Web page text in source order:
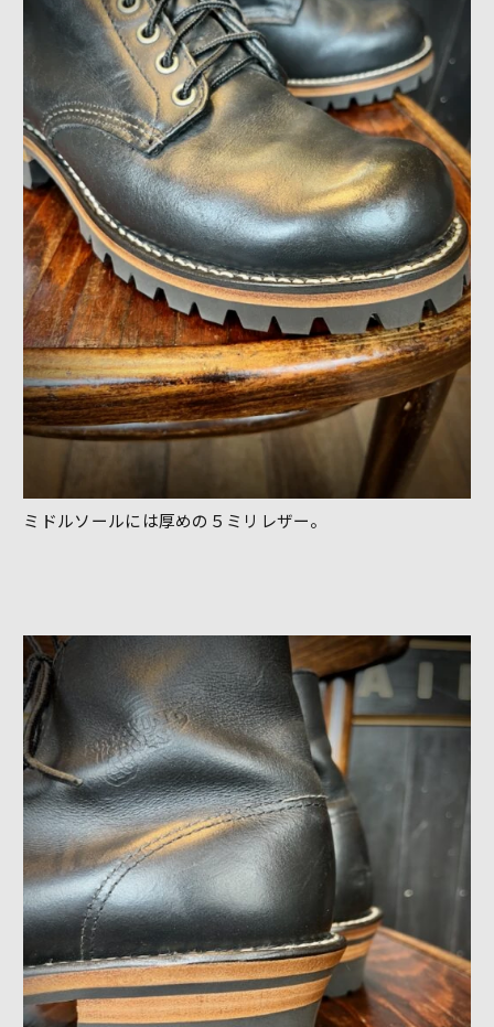
ミドルソールには厚めの５ミリレザー。